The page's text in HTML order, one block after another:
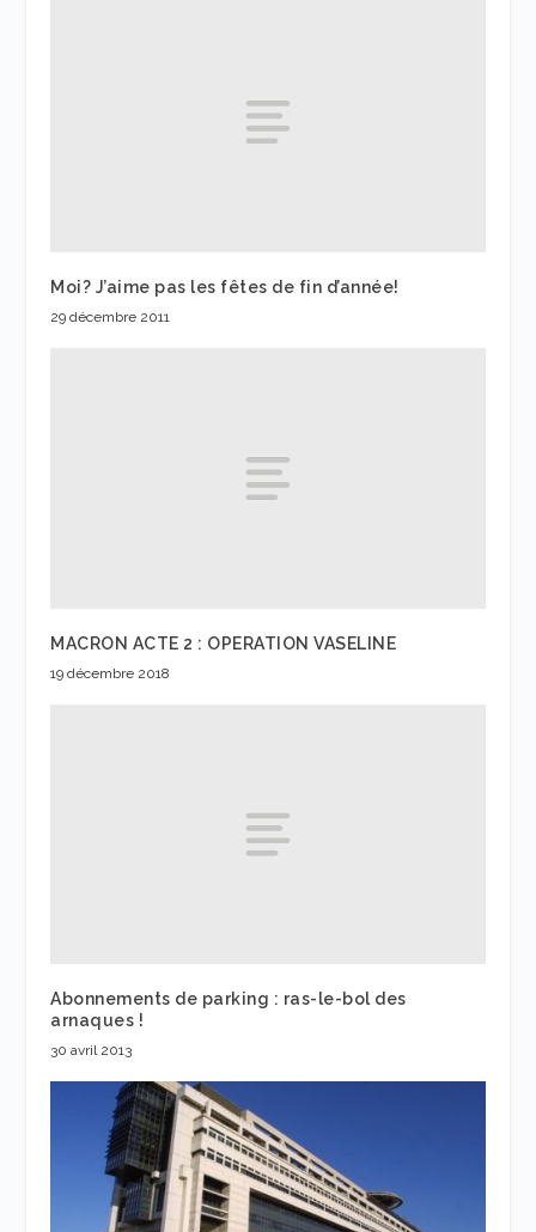
Moi? J’aime pas les fêtes de fin d’année!
29 décembre 2011
MACRON ACTE 2 : OPERATION VASELINE
19 décembre 2018
Abonnements de parking : ras-le-bol des
arnaques !
30 avril 2013